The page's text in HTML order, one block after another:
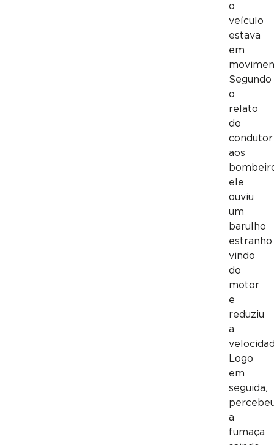
o
veículo
estava
em
Segundo
o
relato
do
condutor
aos
ele
ouviu
um
barulho
estranho
vindo
do
motor
e
reduziu
a
Logo
em
seguida,
a
fumaça